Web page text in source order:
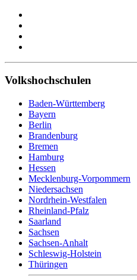
Volkshochschulen
Baden-Württemberg
Bayern
Berlin
Brandenburg
Bremen
Hamburg
Hessen
Mecklenburg-Vorpommern
Niedersachsen
Nordrhein-Westfalen
Rheinland-Pfalz
Saarland
Sachsen
Sachsen-Anhalt
Schleswig-Holstein
Thüringen